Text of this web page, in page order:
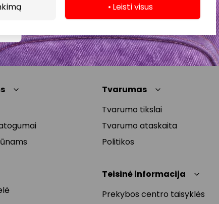
Leisti visus
Tvarumas
Tvarumo tikslai
Tvarumo ataskaita
Politikos
Teisinė informacija
Prekybos centro taisyklės